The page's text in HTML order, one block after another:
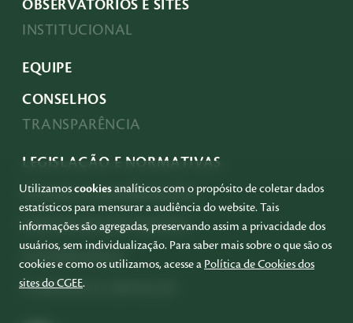
OBSERVATÓRIOS E SITES
INSTITUCIONAL
EQUIPE
CONSELHOS
TRANSPARÊNCIA
LEGISLAÇÃO E NORMATIVAS
ACESSO À INFORMAÇÃO
PRESTAÇÃO DE CONTAS
GOVERNANÇA
COMPRAS E SERVIÇOS
Utilizamoscookiesanalíticos com o propósito de coletar dados
estatísticos para mensurar a audiência do website. Tais
informações são agregadas, preservando assim a privacidade dos
usuários, sem individualização. Para saber mais sobre o que são os
cookies e como os utilizamos, acesse a Política de Cookies dos
sites do CGEE.